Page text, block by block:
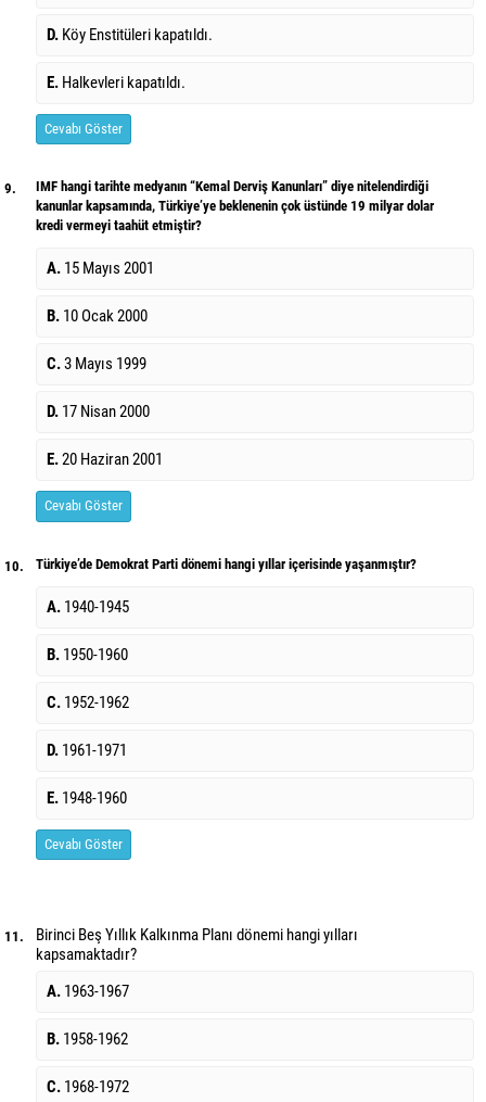
D. Köy Enstitüleri kapatıldı.
E. Halkevleri kapatıldı.
Cevabı Göster
9.
IMF hangi tarihte medyanın “Kemal Derviş Kanunları” diye nitelendirdiği
kanunlar kapsamında, Türkiye’ye beklenenin çok üstünde 19 milyar dolar
kredi vermeyi taahüt etmiştir?
A. 15 Mayıs 2001
B. 10 Ocak 2000
C.3 Mayıs 1999
D. 17 Nisan 2000
E.20 Haziran 2001
Cevabı Göster
10. Türkiye’de Demokrat Parti dönemi hangi yıllar içerisinde yaşanmıştır?
A. 1940-1945
B. 1950-1960
C. 1952-1962
D. 1961-1971
E. 1948-1960
Cevabı Göster
11.
Birinci Beş Yıllık Kalkınma Planı dönemi hangi yılları
kapsamaktadır?
A. 1963-1967
B. 1958-1962
C. 1968-1972